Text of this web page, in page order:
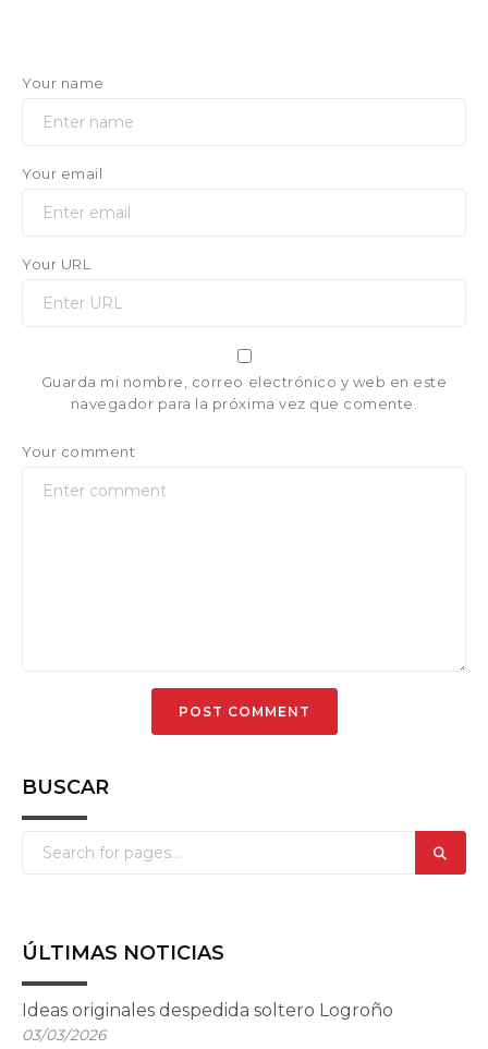
Your name
Your email
Your URL
Guarda mi nombre, correo electrónico y web en este
navegador para la próxima vez que comente.
Your comment
BUSCAR
ÚLTIMAS NOTICIAS
Ideas originales despedida soltero Logroño
03/03/2026